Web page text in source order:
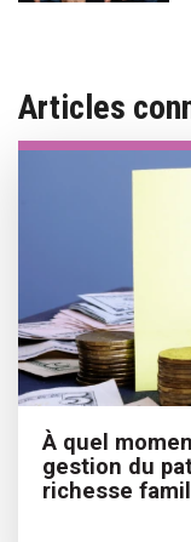
Articles
À quel
gestion du
richesse